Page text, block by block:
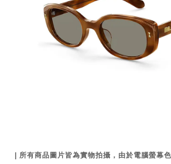
| 所有商品圖片皆為實物拍攝，由於電腦螢幕